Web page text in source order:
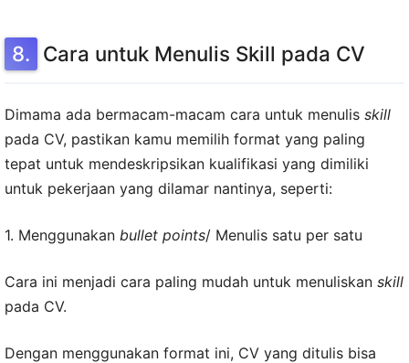
Cara untuk Menulis Skill pada CV
Dimama ada bermacam-macam cara untuk menulis skill
pada CV, pastikan kamu memilih format yang paling
tepat untuk mendeskripsikan kualifikasi yang dimiliki
untuk pekerjaan yang dilamar nantinya, seperti:
1. Menggunakan bullet points/ Menulis satu per satu
Cara ini menjadi cara paling mudah untuk menuliskan skill
pada CV.
Dengan menggunakan format ini, CV yang ditulis bisa